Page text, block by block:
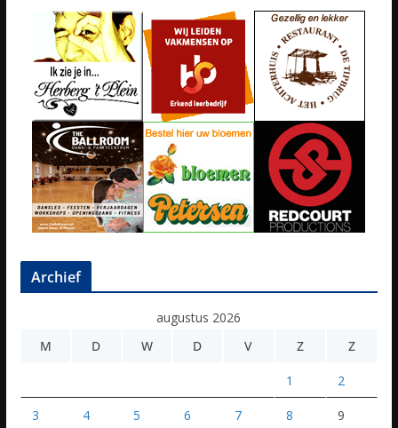
Archief
augustus 2026
M
D W D V Z Z
1 2
3 4 5 6 7 8 9